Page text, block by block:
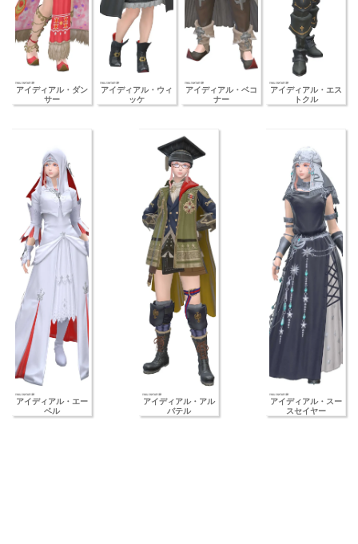
アイディアル・ダン
サー
アイディアル・ウィ
ッケ
アイディアル・ベコ
ナー
アイディアル・エス
トクル
アイディアル・エー
ベル
アイディアル・アル
バテル
アイディアル・スー
スセイヤー